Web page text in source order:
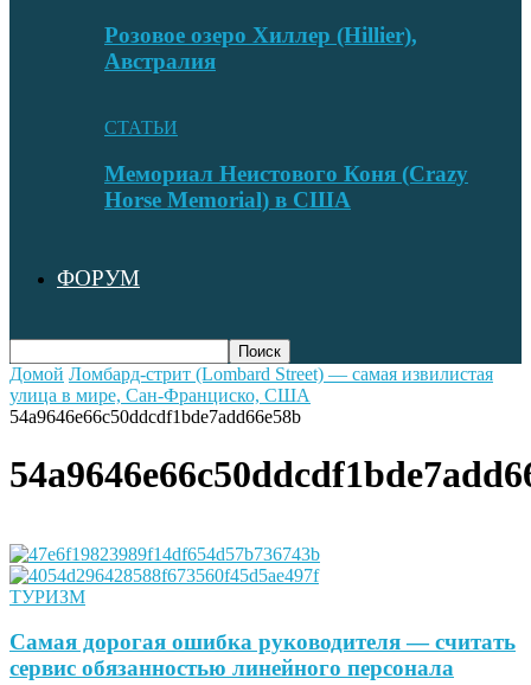
Розовое озеро Хиллер (Hillier),
Австралия
СТАТЬИ
Мемориал Неистового Коня (Crazy
Horse Memorial) в США
ФОРУМ
Домой Ломбард-стрит (Lombard Street) — самая извилистая
улица в мире, Сан-Франциско, США
54a9646e66c50ddcdf1bde7add66e58b
ТУРИЗМ
Самая дорогая ошибка руководителя — считать
сервис обязанностью линейного персонала